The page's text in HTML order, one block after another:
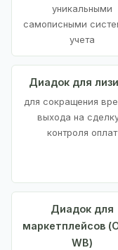
уникальными
самописными
учета
Диадок для
для сокращения
выхода на
контроля оплат
Диадок для
маркетплейсов
WB)